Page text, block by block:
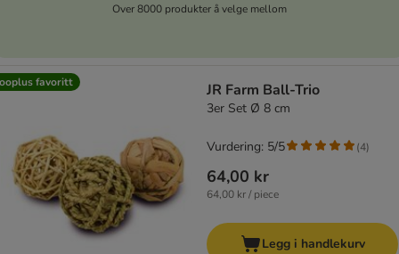
Over 8000 produkter å velge mellom
favoritt JR Farm Ball-Trio
3er Set Ø 8 cm
64,00 kr
64,00 kr / piece
Vurdering: 5/5 (4)
Legg i handlekurv